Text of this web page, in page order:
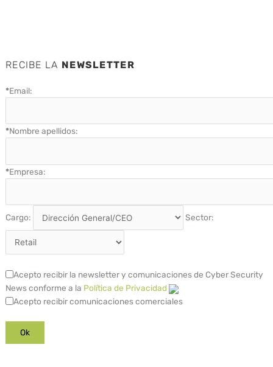
RECIBE LA NEWSLETTER
*Email:
*Nombre apellidos:
*Empresa:
Cargo: Sector:
Acepto recibir la newsletter y comunicaciones de Cyber Security
News conforme a la Política de Privacidad
Acepto recibir comunicaciones comerciales